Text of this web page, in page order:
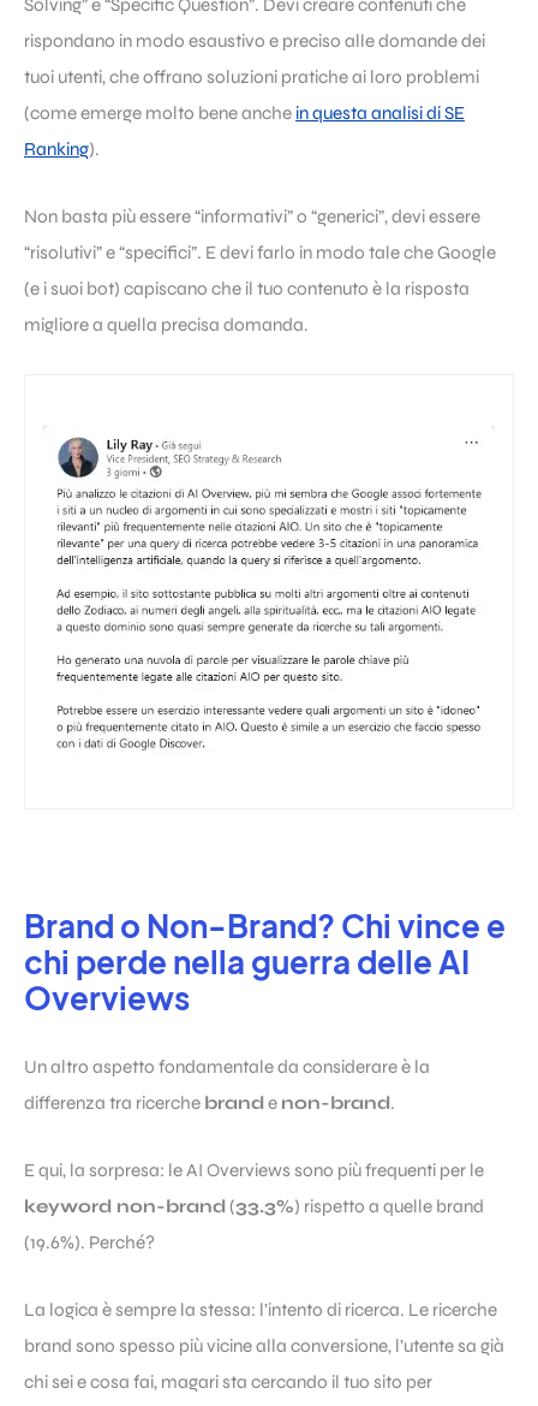
Solving” e “Specific Question”. Devi creare contenuti che
rispondano in modo esaustivo e preciso alle domande dei
tuoi utenti, che offrano soluzioni pratiche ai loro problemi
(come emerge molto bene anche in questa analisi di SE
Ranking).
Non basta più essere “informativi” o “generici”, devi essere
“risolutivi” e “specifici”. E devi farlo in modo tale che Google
(e i suoi bot) capiscano che il tuo contenuto è la risposta
migliore a quella precisa domanda.
Brand o Non-Brand? Chi vince e
chi perde nella guerra delle AI
Overviews
Un altro aspetto fondamentale da considerare è la
differenza tra ricerche brande non-brand.
E qui, la sorpresa: le AI Overviews sono più frequenti per le
keyword non-brand(33.3%) rispetto a quelle brand
(19.6%). Perché?
La logica è sempre la stessa: l’intento di ricerca. Le ricerche
brand sono spesso più vicine alla conversione, l’utente sa già
chi sei e cosa fai, magari sta cercando il tuo sito per